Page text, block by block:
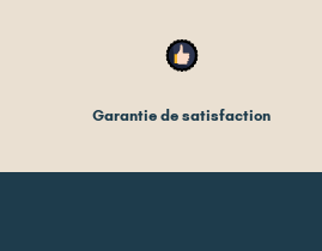
Garantie de satisfaction